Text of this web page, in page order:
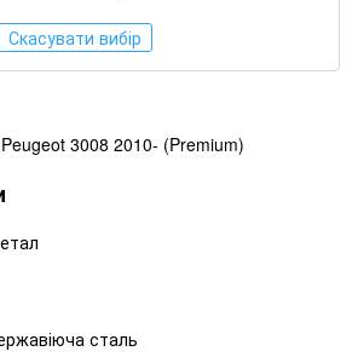
Скасувати вибір
3008 2010- (Premium)
сталь